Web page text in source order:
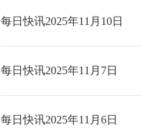
每日快讯2025年11月10日
每日快讯2025年11月7日
每日快讯2025年11月6日